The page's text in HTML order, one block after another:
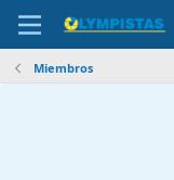
Miembros